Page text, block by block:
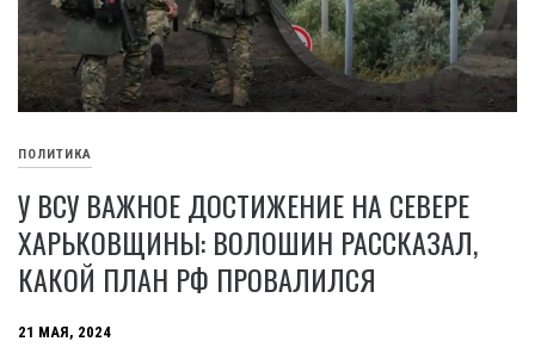
ПОЛИТИКА
У ВСУ ВАЖНОЕ ДОСТИЖЕНИЕ НА СЕВЕРЕ
ХАРЬКОВЩИНЫ: ВОЛОШИН РАССКАЗАЛ,
КАКОЙ ПЛАН РФ ПРОВАЛИЛСЯ
21 МАЯ, 2024